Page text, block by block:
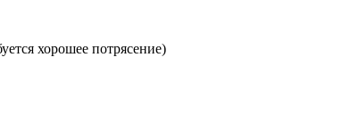
хорошее потрясение)